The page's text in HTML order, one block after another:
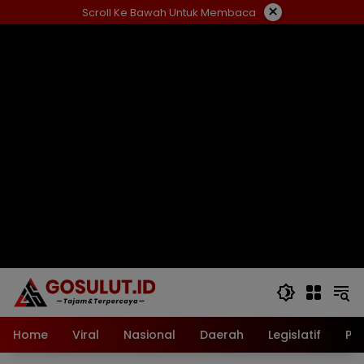
ke
Scroll Ke Bawah Untuk Membaca ×
Home Viral Nasional Daerah Legislatif